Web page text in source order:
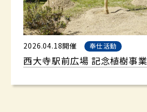
2026.04.18開催 奉仕活動
西大寺駅前広場 記念植樹事業